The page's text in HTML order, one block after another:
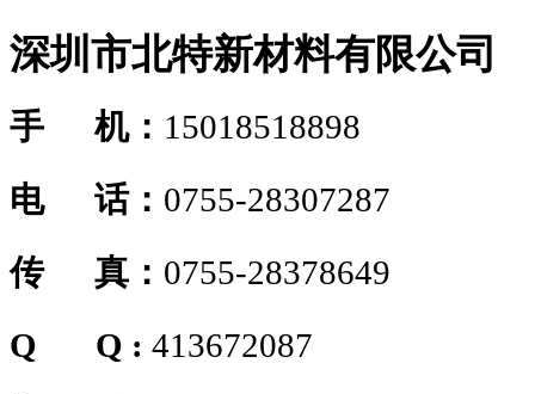
深圳市北特新材料有限公司
手 机： 15018518898
电 话： 0755-28307287
传 真： 0755-28378649
Q Q : 413672087